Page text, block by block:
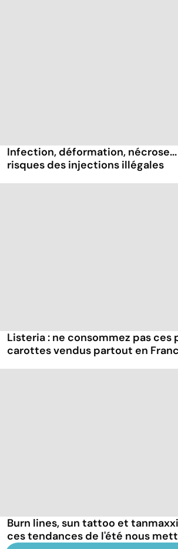
Infection, déformation,
risques des injections illégales
Listeria : ne consommez pas ces
carottes vendus partout en
Burn lines, sun tattoo et
ces tendances de l'été nous